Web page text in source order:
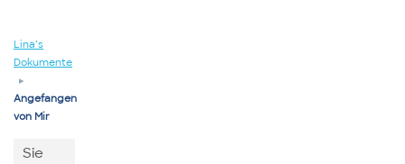
Lina’s
Dokumente
▸
Angefangen
von Mir
Sie